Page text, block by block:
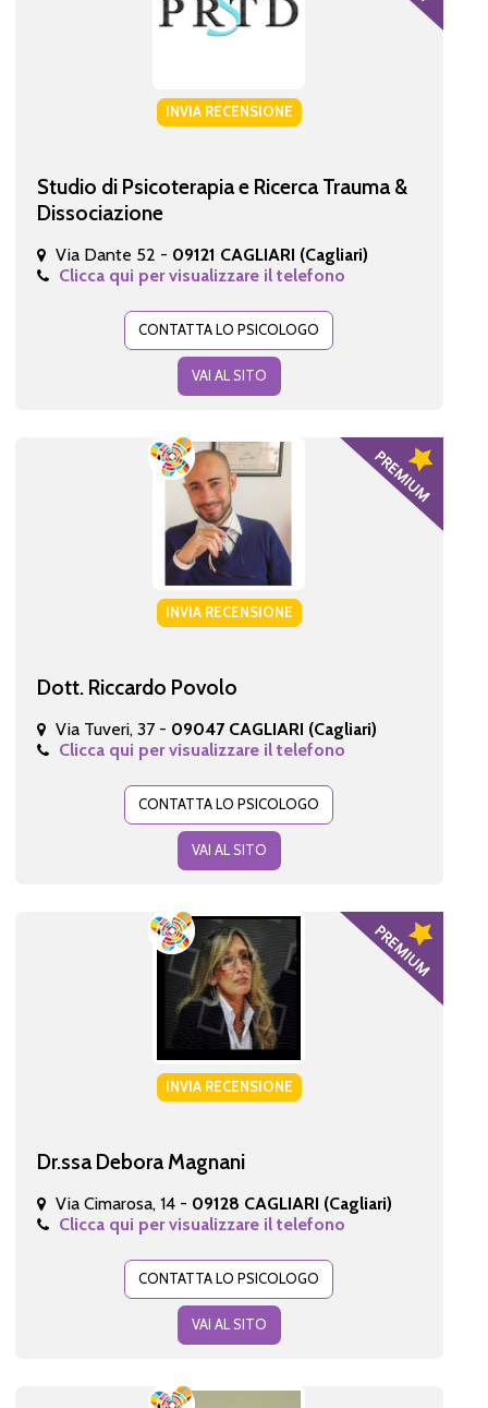
INVIA RECENSIONE
Studio di Psicoterapia e Ricerca Trauma &
Dissociazione
Via Dante 52 - 09121 CAGLIARI (Cagliari)
Clicca qui per visualizzare il telefono
CONTATTA LO PSICOLOGO
VAI AL SITO
INVIA RECENSIONE
Dott. Riccardo Povolo
Via Tuveri, 37 - 09047 CAGLIARI (Cagliari)
Clicca qui per visualizzare il telefono
CONTATTA LO PSICOLOGO
VAI AL SITO
INVIA RECENSIONE
Dr.ssa Debora Magnani
Via Cimarosa, 14 - 09128 CAGLIARI (Cagliari)
Clicca qui per visualizzare il telefono
CONTATTA LO PSICOLOGO
VAI AL SITO